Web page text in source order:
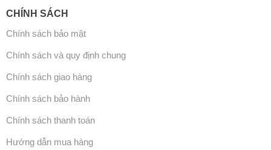
CHÍNH SÁCH
Chính sách bảo mật
Chính sách và quy định chung
Chính sách giao hàng
Chính sách bảo hành
Chính sách thanh toán
Hướng dẫn mua hàng